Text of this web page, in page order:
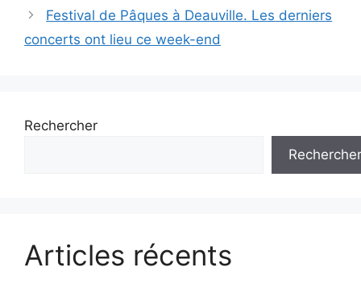
Festival de Pâques à Deauville. Les derniers
concerts ont lieu ce week-end
Rechercher
Rechercher
Articles récents